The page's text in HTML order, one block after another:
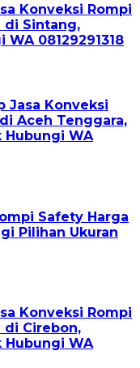
Konveksi Rompi
di Sintang,
08129291318
Jasa Konveksi
Aceh Tenggara,
Hubungi WA
Safety Harga
Pilihan Ukuran
Konveksi Rompi
di Cirebon,
Hubungi WA